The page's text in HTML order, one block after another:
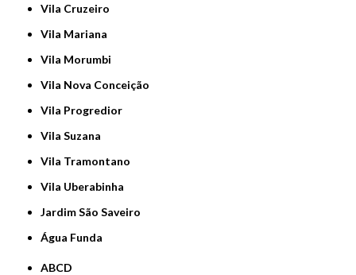
Vila Cruzeiro
Vila Mariana
Vila Morumbi
Vila Nova Conceição
Vila Progredior
Vila Suzana
Vila Tramontano
Vila Uberabinha
jardim São Saveiro
Água Funda
ABCD